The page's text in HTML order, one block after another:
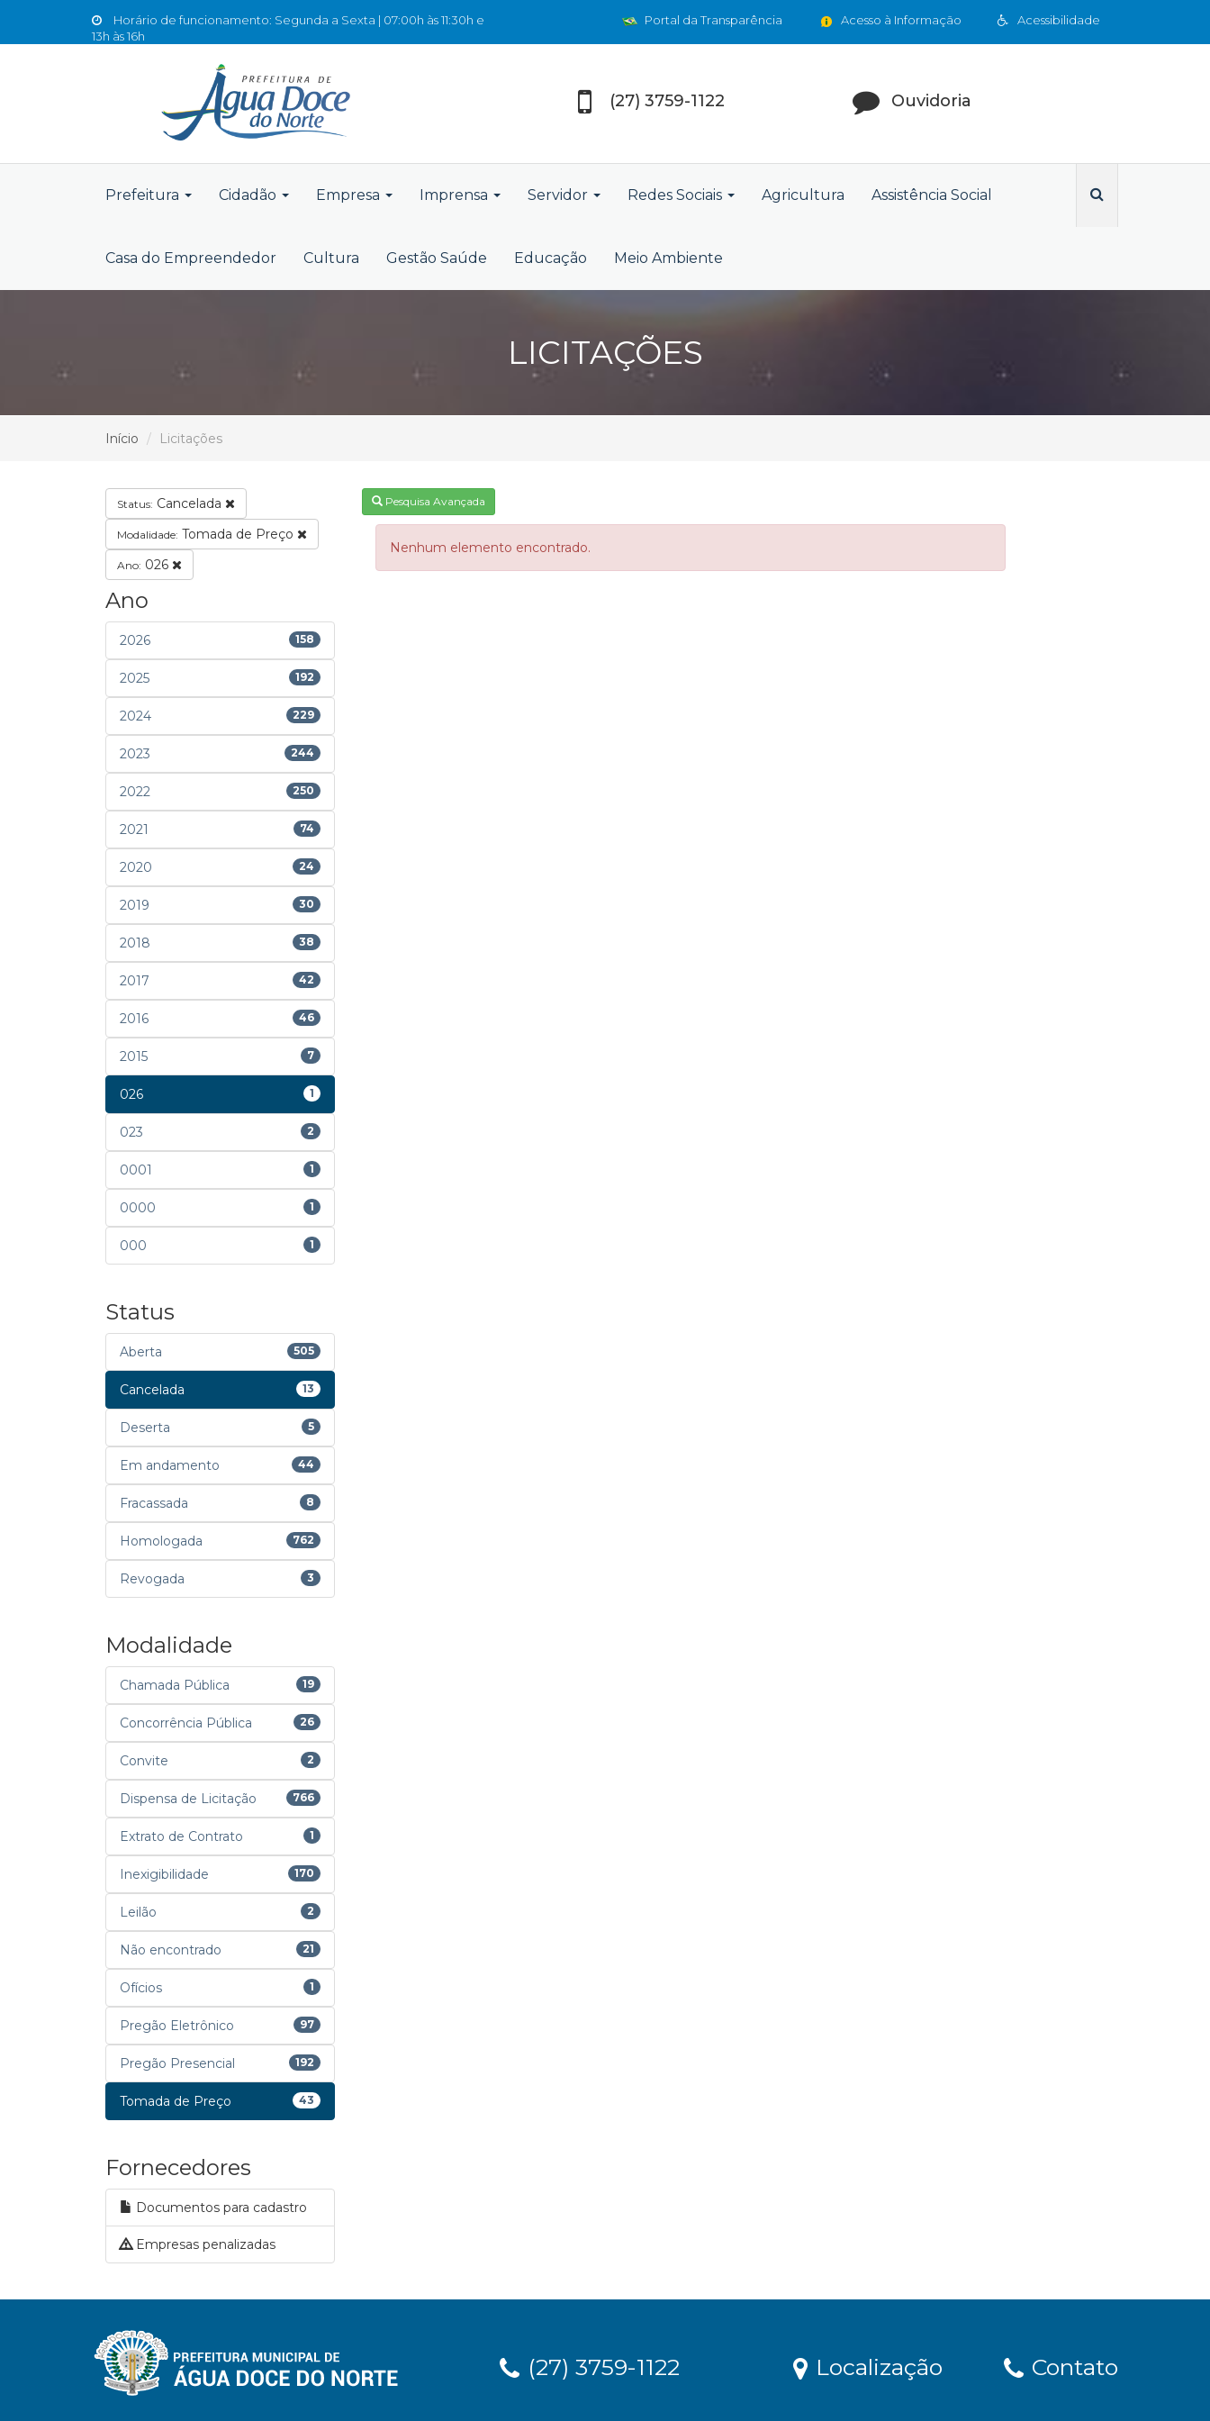
Horário de funcionamento: Segunda a Sexta | 07:00h às 11:30h e
13h às 16h
Acessibilidade
Acesso à Informação
Portal da Transparência
(27) 3759-1122 Ouvidoria
Prefeitura Cidadão Empresa Imprensa Servidor Redes Sociais Agricultura Assistência Social
Casa do Empreendedor Cultura Gestão Saúde Educação Meio Ambiente
LICITAÇÕES
Início Licitações
Status: Cancelada
Modalidade: Tomada de Preço
Ano: 026
Ano
2026 158
2025 192
2024 229
2023 244
2022 250
2021 74
2020 24
2019 30
2018 38
2017 42
2016 46
2015 7
026 1
023 2
0001 1
0000 1
000 1
Status
Aberta 505
Cancelada 13
Deserta 5
Em andamento 44
Fracassada 8
Homologada 762
Revogada 3
Modalidade
Chamada Pública 19
Concorrência Pública 26
Convite 2
Dispensa de Licitação 766
Extrato de Contrato 1
Inexigibilidade 170
Leilão 2
Não encontrado 21
Ofícios 1
Pregão Eletrônico 97
Pregão Presencial 192
Tomada de Preço 43
Fornecedores
Documentos para cadastro
Empresas penalizadas
Pesquisa Avançada
Nenhum elemento encontrado.
(27) 3759-1122 Localização Contato